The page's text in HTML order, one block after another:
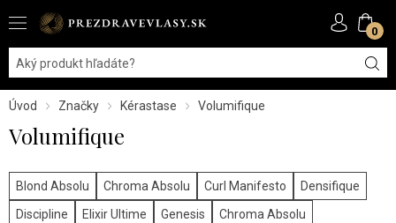
0
Úvod Značky Kérastase Volumifique
Volumifique
Blond Absolu Chroma Absolu Curl Manifesto
Densifique
Discipline
Elixir Ultime Genesis
Chroma Absolu